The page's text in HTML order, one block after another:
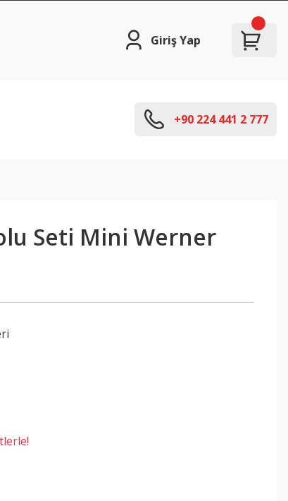
Giriş Yap
+90 224 441 2 777
Seti Mini Werner